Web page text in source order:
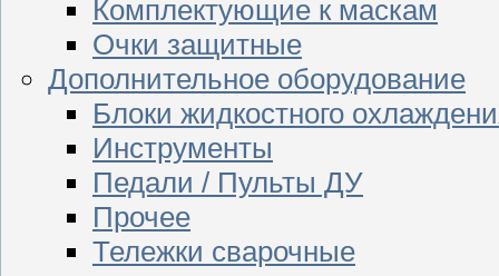
Комплектующие к маскам
Очки защитные
Дополнительное оборудование
Блоки жидкостного
Инструменты
Педали / Пульты ДУ
Прочее
Тележки сварочные